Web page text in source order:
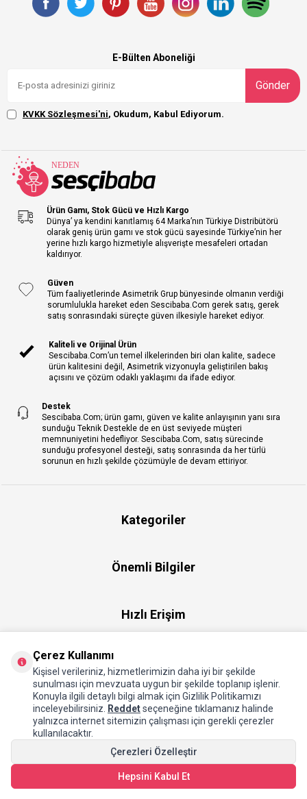
SEPETE EKLE
E-Bülten Aboneliği
Gönder
KVKK Sözleşmesi'ni, Okudum, Kabul Ediyorum.
Ürün Gamı, Stok Gücü ve Hızlı Kargo
Dünya’ ya kendini kanıtlamış 64 Marka’nın Türkiye Distribütörü
olarak geniş ürün gamı ve stok gücü sayesinde Türkiye’nin her
yerine hızlı kargo hizmetiyle alışverişte mesafeleri ortadan
kaldırıyor.
Güven
Tüm faaliyetlerinde Asimetrik Grup bünyesinde olmanın verdiği
sorumlulukla hareket eden Sescibaba.Com gerek satış, gerek
satış sonrasındaki süreçte güven ilkesiyle hareket ediyor.
Kaliteli ve Orijinal Ürün
Sescibaba.Com’un temel ilkelerinden biri olan kalite, sadece
ürün kalitesini değil, Asimetrik vizyonuyla geliştirilen bakış
açısını ve çözüm odaklı yaklaşımı da ifade ediyor.
Destek
Sescibaba.Com; ürün gamı, güven ve kalite anlayışının yanı sıra
sunduğu Teknik Destekle de en üst seviyede müşteri
memnuniyetini hedefliyor. Sescibaba.Com, satış sürecinde
sunduğu profesyonel desteği, satış sonrasında da her türlü
sorunun en hızlı şekilde çözümüyle de devam ettiriyor.
Kategoriler
Önemli Bilgiler
Hızlı Erişim
Hakkımızda
Çerez Kullanımı
Kişisel verileriniz, hizmetlerimizin daha iyi bir şekilde
sunulması için mevzuata uygun bir şekilde toplanıp işlenir.
Konuyla ilgili detaylı bilgi almak için Gizlilik Politikamızı
inceleyebilirsiniz.
Reddetseçeneğine tıklamanız halinde
yalnızca internet sitemizin çalışması için gerekli çerezler
kullanılacaktır.
Çerezleri Özelleştir
Hepsini Kabul Et